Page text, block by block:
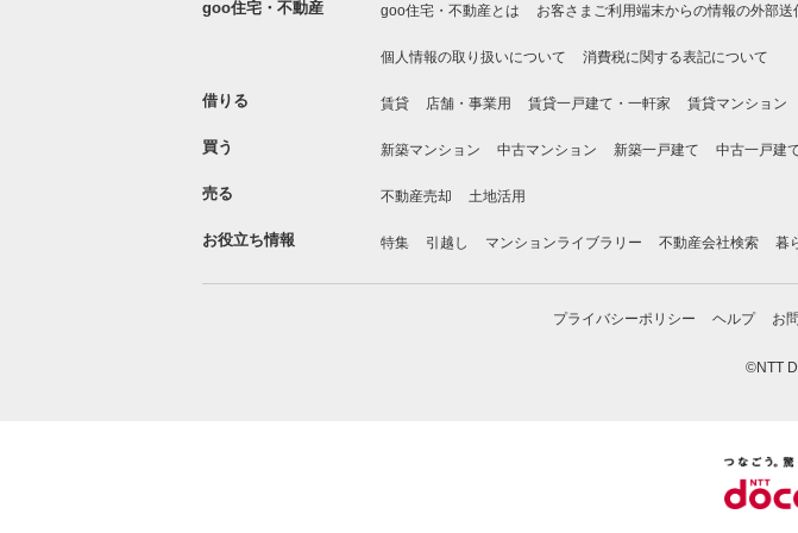
goo住宅・不動産 goo住宅・不動産とは お客さまご利用端末からの情報の外部送
個人情報の取り扱いについて 消費税に関する表記について
借りる 賃貸 店舗・事業用 賃貸一戸建て・一軒家 賃貸マンション
買う 新築マンション 中古マンション 新築一戸建て 中古一戸建
売る 不動産売却 土地活用
お役立ち情報 特集 引越し マンションライブラリー 不動産会社検索 暮
プライバシーポリシー ヘルプ お
©NTT